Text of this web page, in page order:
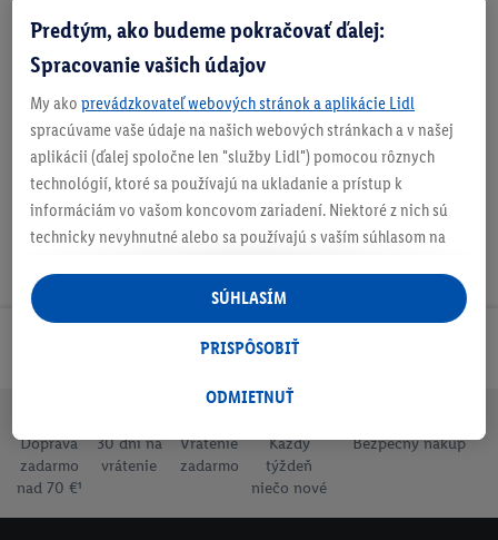
O produkte
Odoberaj Newsletter!
Doprava
zadarmo
nad 70 €¹
30 dní na
vrátenie
Vrátenie
zadarmo
Každý
týždeň
niečo nové
Bezpečný nákup
Predtým, ako budeme pokračovať ďalej:
Spracovanie vašich údajov
My ako prevádzkovateľ webových stránok a aplikácie Lidl
spracúvame vaše údaje na našich webových stránkach a v našej
aplikácii (ďalej spoločne len "služby Lidl") pomocou rôznych
technológií, ktoré sa používajú na ukladanie a prístup k
informáciám vo vašom koncovom zariadení. Niektoré z nich sú
technicky nevyhnutné alebo sa používajú s vaším súhlasom na
personalizovanú reklamu v rámci služieb Lidl aj mimo nich. Ak
ste účastníkom programu Lidl Plus, na tieto účely sa spracúvajú
aj údaje z vášho nákupného správania v obchode.
následne si vytvoríte účet Lidl Plus alebo sa prihlásite do svojho
tiež vytvoriť špeciálny online identifikátor z e-mailovej adresy,
ktorú tam uvediete, aby sme vás mohli rozpoznať v službách
ODMIETNUŤ
PRISPÔSOBIŤ
SÚHLASÍM